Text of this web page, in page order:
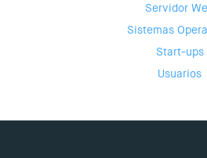
Servidor
Sistemas
Start-ups
Usuarios